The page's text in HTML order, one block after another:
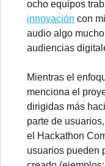
ocho equipos
innovación con
audio algo
audiencias
Mientras el
menciona el
dirigidas más
parte de
el Hackathon
usuarios pueden